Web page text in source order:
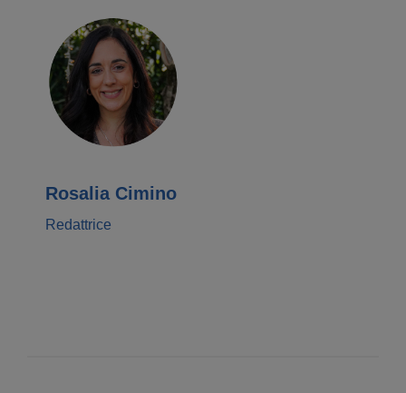
Rosalia Cimino
Redattrice